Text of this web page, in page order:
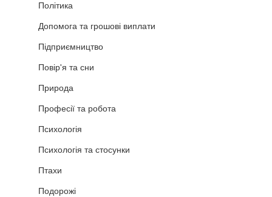
Політика
Допомога та грошові виплати
Підприємництво
Повір'я та сни
Природа
Професії та робота
Психологія
Психологія та стосунки
Птахи
Подорожі